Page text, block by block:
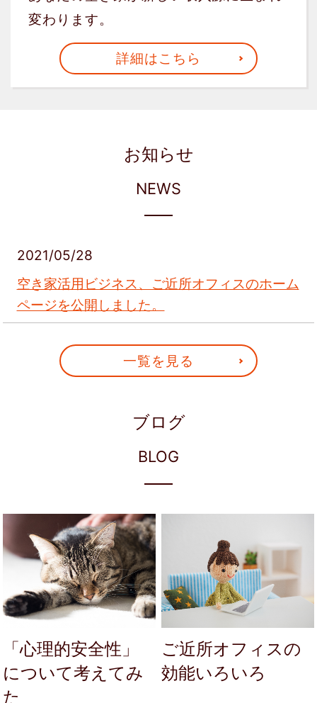
変わります。
詳細はこちら
お知らせ
NEWS
2021/05/28
空き家活用ビジネス、ご近所オフィスのホーム
ページを公開しました。
一覧を見る
ブログ
BLOG
「心理的安全性」
について考えてみ
た
ご近所オフィスの
効能いろいろ